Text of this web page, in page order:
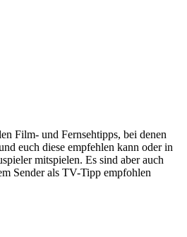
Film- und Fernsehtipps, bei denen
euch diese empfehlen kann oder in
mitspielen. Es sind aber auch
Sender als TV-Tipp empfohlen